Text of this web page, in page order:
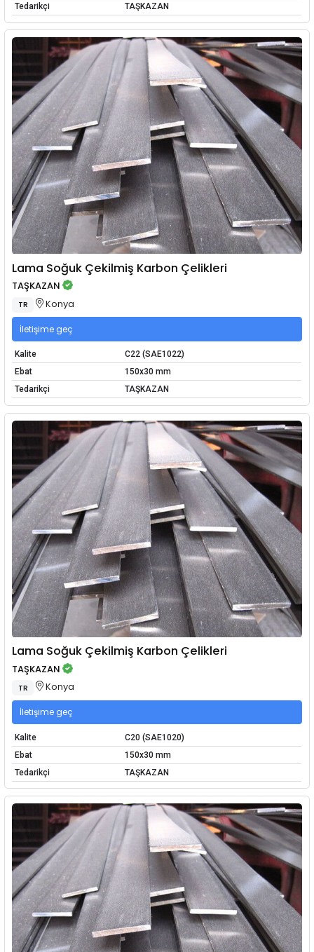
Tedarikçi
TAŞKAZAN
Lama Soğuk Çekilmiş Karbon Çelikleri
TAŞKAZAN
TR Konya
İletişime geç
Kalite
C22 (SAE1022)
Ebat
150x30 mm
Tedarikçi
TAŞKAZAN
Lama Soğuk Çekilmiş Karbon Çelikleri
TAŞKAZAN
TR Konya
İletişime geç
Kalite
C20 (SAE1020)
Ebat
150x30 mm
Tedarikçi
TAŞKAZAN